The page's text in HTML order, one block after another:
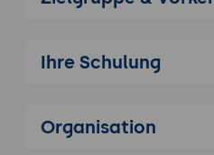
Datenarten
strukturierte vs.
Anatomie einer
Auswertungs-
Ihre Schulung
Organisation